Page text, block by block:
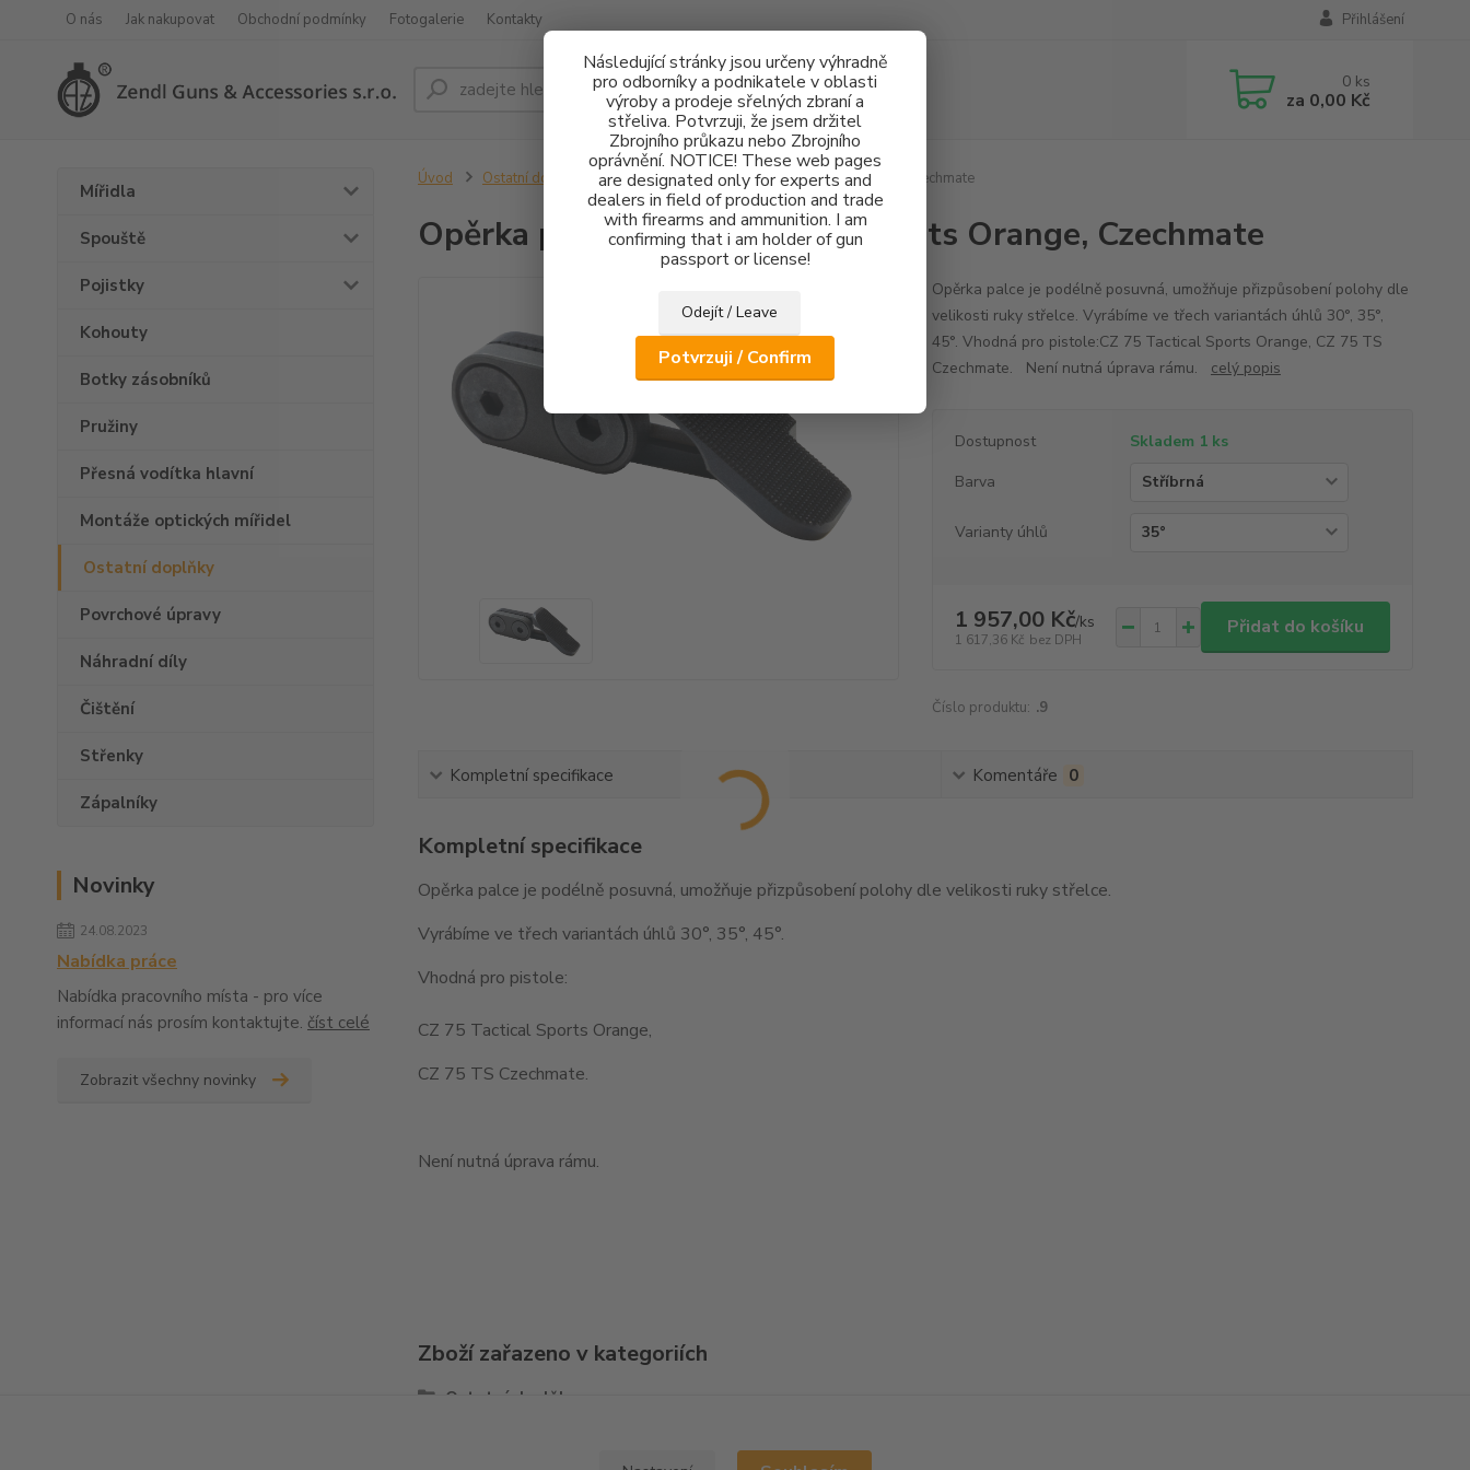
Následující stránky jsou určeny výhradně
pro odborníky a podnikatele v oblasti
výroby a prodeje sřelných zbraní a
střeliva. Potvrzuji, že jsem držitel
Zbrojního průkazu nebo Zbrojního
oprávnění. NOTICE! These web pages
are designated only for experts and
dealers in field of production and trade
with firearms and ammunition. I am
confirming that i am holder of gun
passport or license!
Odejít / Leave
Potvrzuji / Confirm
O nás Jak nakupovat Obchodní podmínky Fotogalerie Kontakty Přihlášení
Hledat 0 ks
za 0,00 Kč
Mířidla
Spouště
Pojistky
Kohouty
Botky zásobníků
Pružiny
Přesná vodítka hlavní
Montáže optických mířidel
Ostatní doplňky
Povrchové úpravy
Náhradní díly
Čištění
Střenky
Zápalníky
Novinky
24.08.2023
Nabídka práce
Nabídka pracovního místa - pro více
informací nás prosím kontaktujte. číst celé
Zobrazit všechny novinky
Úvod Ostatní doplňky Opěrka palce CZ 75 Tactical Sports Orange, Czechmate
Opěrka palce CZ 75 Tactical Sports Orange, Czechmate
Opěrka palce je podélně posuvná, umožňuje přizpůsobení polohy dle
velikosti ruky střelce. Vyrábíme ve třech variantách úhlů 30°, 35°,
45°. Vhodná pro pistole:CZ 75 Tactical Sports Orange, CZ 75 TS
Czechmate. Není nutná úprava rámu. celý popis
Dostupnost
Skladem 1 ks
Barva
Varianty úhlů
1 957,00 Kč/ks
1 617,36 Kč bez DPH
Přidat do košíku
Číslo produktu: .9
Kompletní specifikace Komentáře 0
Kompletní specifikace
Opěrka palce je podélně posuvná, umožňuje přizpůsobení polohy dle velikosti ruky střelce.
Vyrábíme ve třech variantách úhlů 30°, 35°, 45°.
Vhodná pro pistole:
CZ 75 Tactical Sports Orange,
CZ 75 TS Czechmate.
Není nutná úprava rámu.
Zboží zařazeno v kategoriích
Ostatní doplňky